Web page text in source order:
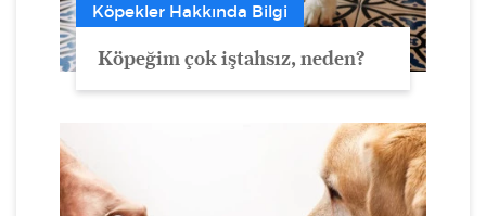
Köpekler Hakkında Bilgi
Köpeğim çok iştahsız, neden?